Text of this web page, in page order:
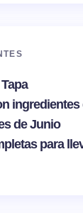
ingredientes
de Junio
para